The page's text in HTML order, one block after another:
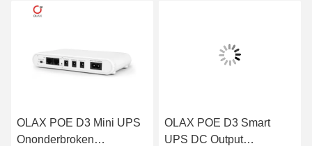
OLAX POE D3 Mini UPS
Ononderbroken
OLAX POE D3 Smart
UPS DC Output